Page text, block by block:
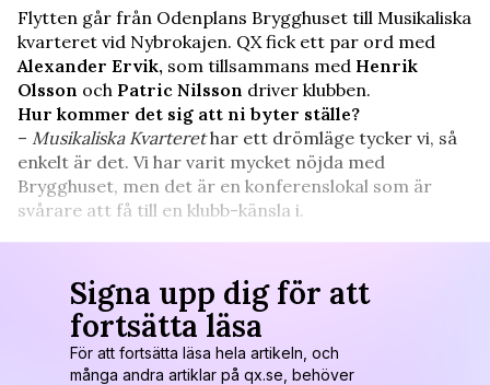
Flytten går från Odenplans Brygghuset till Musikaliska
kvarteret vid Nybrokajen. QX fick ett par ord med
Alexander Ervik, som tillsammans med Henrik
Olsson och Patric Nilsson driver klubben.
Hur kommer det sig att ni byter ställe?
– Musikaliska Kvarterethar ett drömläge tycker vi, så
enkelt är det. Vi har varit mycket nöjda med
Brygghuset, men det är en konferenslokal som är
svårare att få till en klubb-känsla i.
Signa upp dig för att
fortsätta läsa
För att fortsätta läsa hela artikeln, och
många andra artiklar på qx.se, behöver